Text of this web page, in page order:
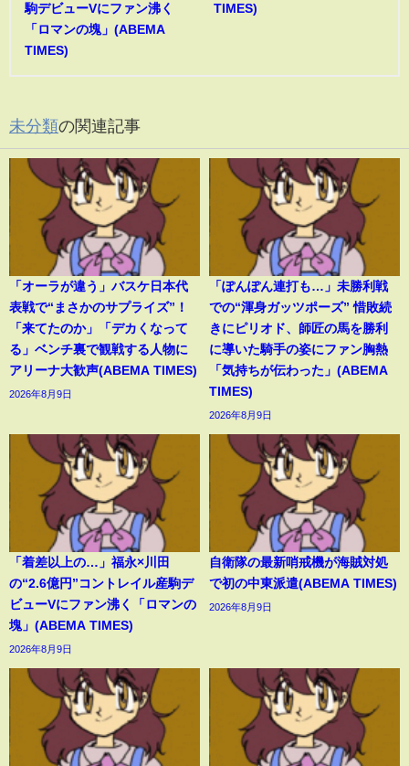
駒デビューVにファン沸く
「ロマンの塊」(ABEMA
TIMES)
TIMES)
未分類の関連記事
「オーラが違う」バスケ日本代
表戦で“まさかのサプライズ”！
「来てたのか」「デカくなって
る」ベンチ裏で観戦する人物に
アリーナ大歓声(ABEMA TIMES)
2026年8月9日
「ぽんぽん連打も…」未勝利戦
での“渾身ガッツポーズ” 惜敗続
きにピリオド、師匠の馬を勝利
に導いた騎手の姿にファン胸熱
「気持ちが伝わった」(ABEMA
TIMES)
2026年8月9日
「着差以上の…」福永×川田
の“2.6億円”コントレイル産駒デ
ビューVにファン沸く「ロマンの
塊」(ABEMA TIMES)
2026年8月9日
自衛隊の最新哨戒機が海賊対処
で初の中東派遣(ABEMA TIMES)
2026年8月9日